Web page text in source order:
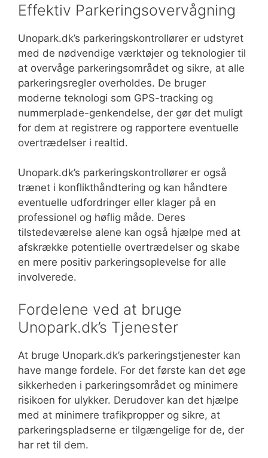
Effektiv Parkeringsovervågning
Unopark.dk’s parkeringskontrollører er udstyret
med de nødvendige værktøjer og teknologier til
at overvåge parkeringsområdet og sikre, at alle
parkeringsregler overholdes. De bruger
moderne teknologi som GPS-tracking og
nummerplade-genkendelse, der gør det muligt
for dem at registrere og rapportere eventuelle
overtrædelser i realtid.
Unopark.dk’s parkeringskontrollører er også
trænet i konflikthåndtering og kan håndtere
eventuelle udfordringer eller klager på en
professionel og høflig måde. Deres
tilstedeværelse alene kan også hjælpe med at
afskrække potentielle overtrædelser og skabe
en mere positiv parkeringsoplevelse for alle
involverede.
Fordelene ved at bruge
Unopark.dk’s Tjenester
At bruge Unopark.dk’s parkeringstjenester kan
have mange fordele. For det første kan det øge
sikkerheden i parkeringsområdet og minimere
risikoen for ulykker. Derudover kan det hjælpe
med at minimere trafikpropper og sikre, at
parkeringspladserne er tilgængelige for de, der
har ret til dem.